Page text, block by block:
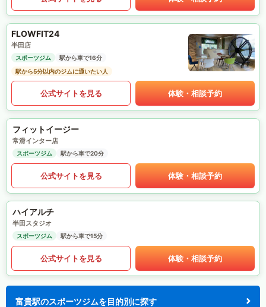
FLOWFIT24
半田店
スポーツジム
駅から車で16分
駅から5分以内のジムに通いたい人
公式サイトを見る 体験・相談予約
フィットイージー
常滑インター店
スポーツジム 駅から車で20分
公式サイトを見る 体験・相談予約
ハイアルチ
半田スタジオ
スポーツジム 駅から車で15分
公式サイトを見る 体験・相談予約
富貴駅のスポーツジムを目的別に探す